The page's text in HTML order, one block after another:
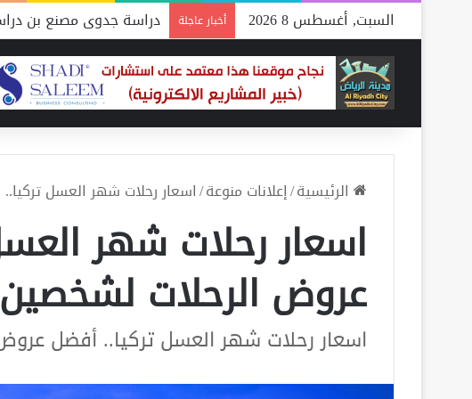
السبت, أغسطس 8 2026 أخبار عاجلة دراسة جدوى مصنع بن
الرئيسية/إعلانات منوعة/اسعار رحلات شهر العسل
اسعار رحلات شهر
عروض الرحلات لشخصين
اسعار رحلات شهر العسل تركيا.. أفضل